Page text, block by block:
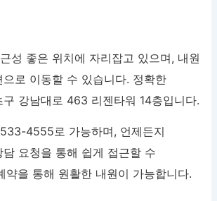
성 좋은 위치에 자리잡고 있으며, 내원
로 이동할 수 있습니다. 정확한
강남대로 463 리젠타워 14층입니다.
4555로 가능하며, 언제든지
요청을 통해 쉽게 접근할 수
약을 통해 원활한 내원이 가능합니다.